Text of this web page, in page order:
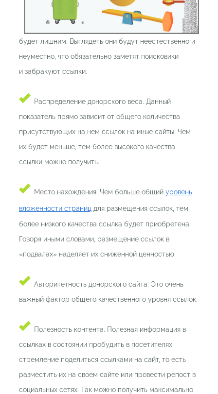
будет лишним. Выглядеть они будут неестественно и
неуместно, что обязательно заметят поисковики
и забракуют ссылки.
Распределение донорского веса. Данный
показатель прямо зависит от общего количества
присутствующих на нем ссылок на иные сайты. Чем
их будет меньше, тем более высокого качества
ссылки можно получить.
Место нахождения. Чем больше общий уровень
вложенности страниц для размещения ссылок, тем
более низкого качества ссылка будет приобретена.
Говоря иными словами, размещение ссылок в
«подвалах» наделяет их сниженной ценностью.
Авторитетность донорского сайта. Это очень
важный фактор общего качественного уровня ссылок.
Полезность контента. Полезная информация в
ссылках в состоянии пробудить в посетителях
стремление поделиться ссылками на сайт, то есть
разместить их на своем сайте или провести репост в
социальных сетях. Так можно получить максимально